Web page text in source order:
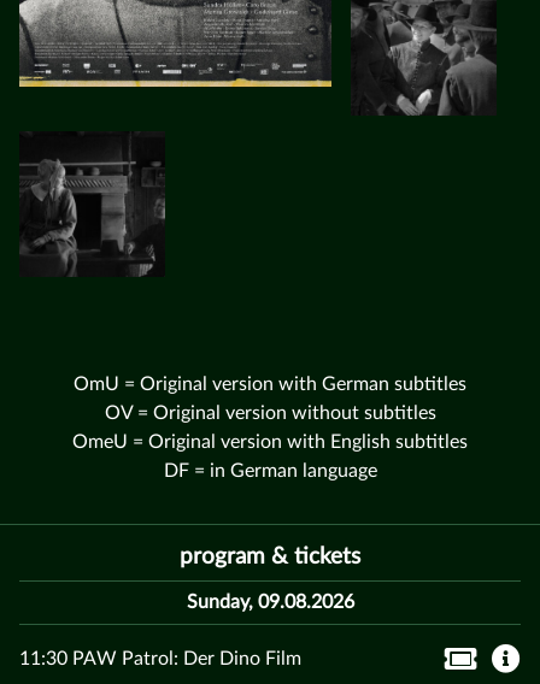
OmU = Original version with German subtitles
OV = Original version without subtitles
OmeU = Original version with English subtitles
DF = in German language
program & tickets
Sunday, 09.08.2026
11:30 PAW Patrol: Der Dino Film